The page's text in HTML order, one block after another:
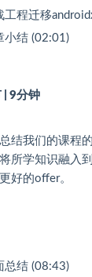
工程迁移
小结 (02:01)
| 9分钟
结我们的课程
所学知识融入
好的offer。
总结 (08:43)